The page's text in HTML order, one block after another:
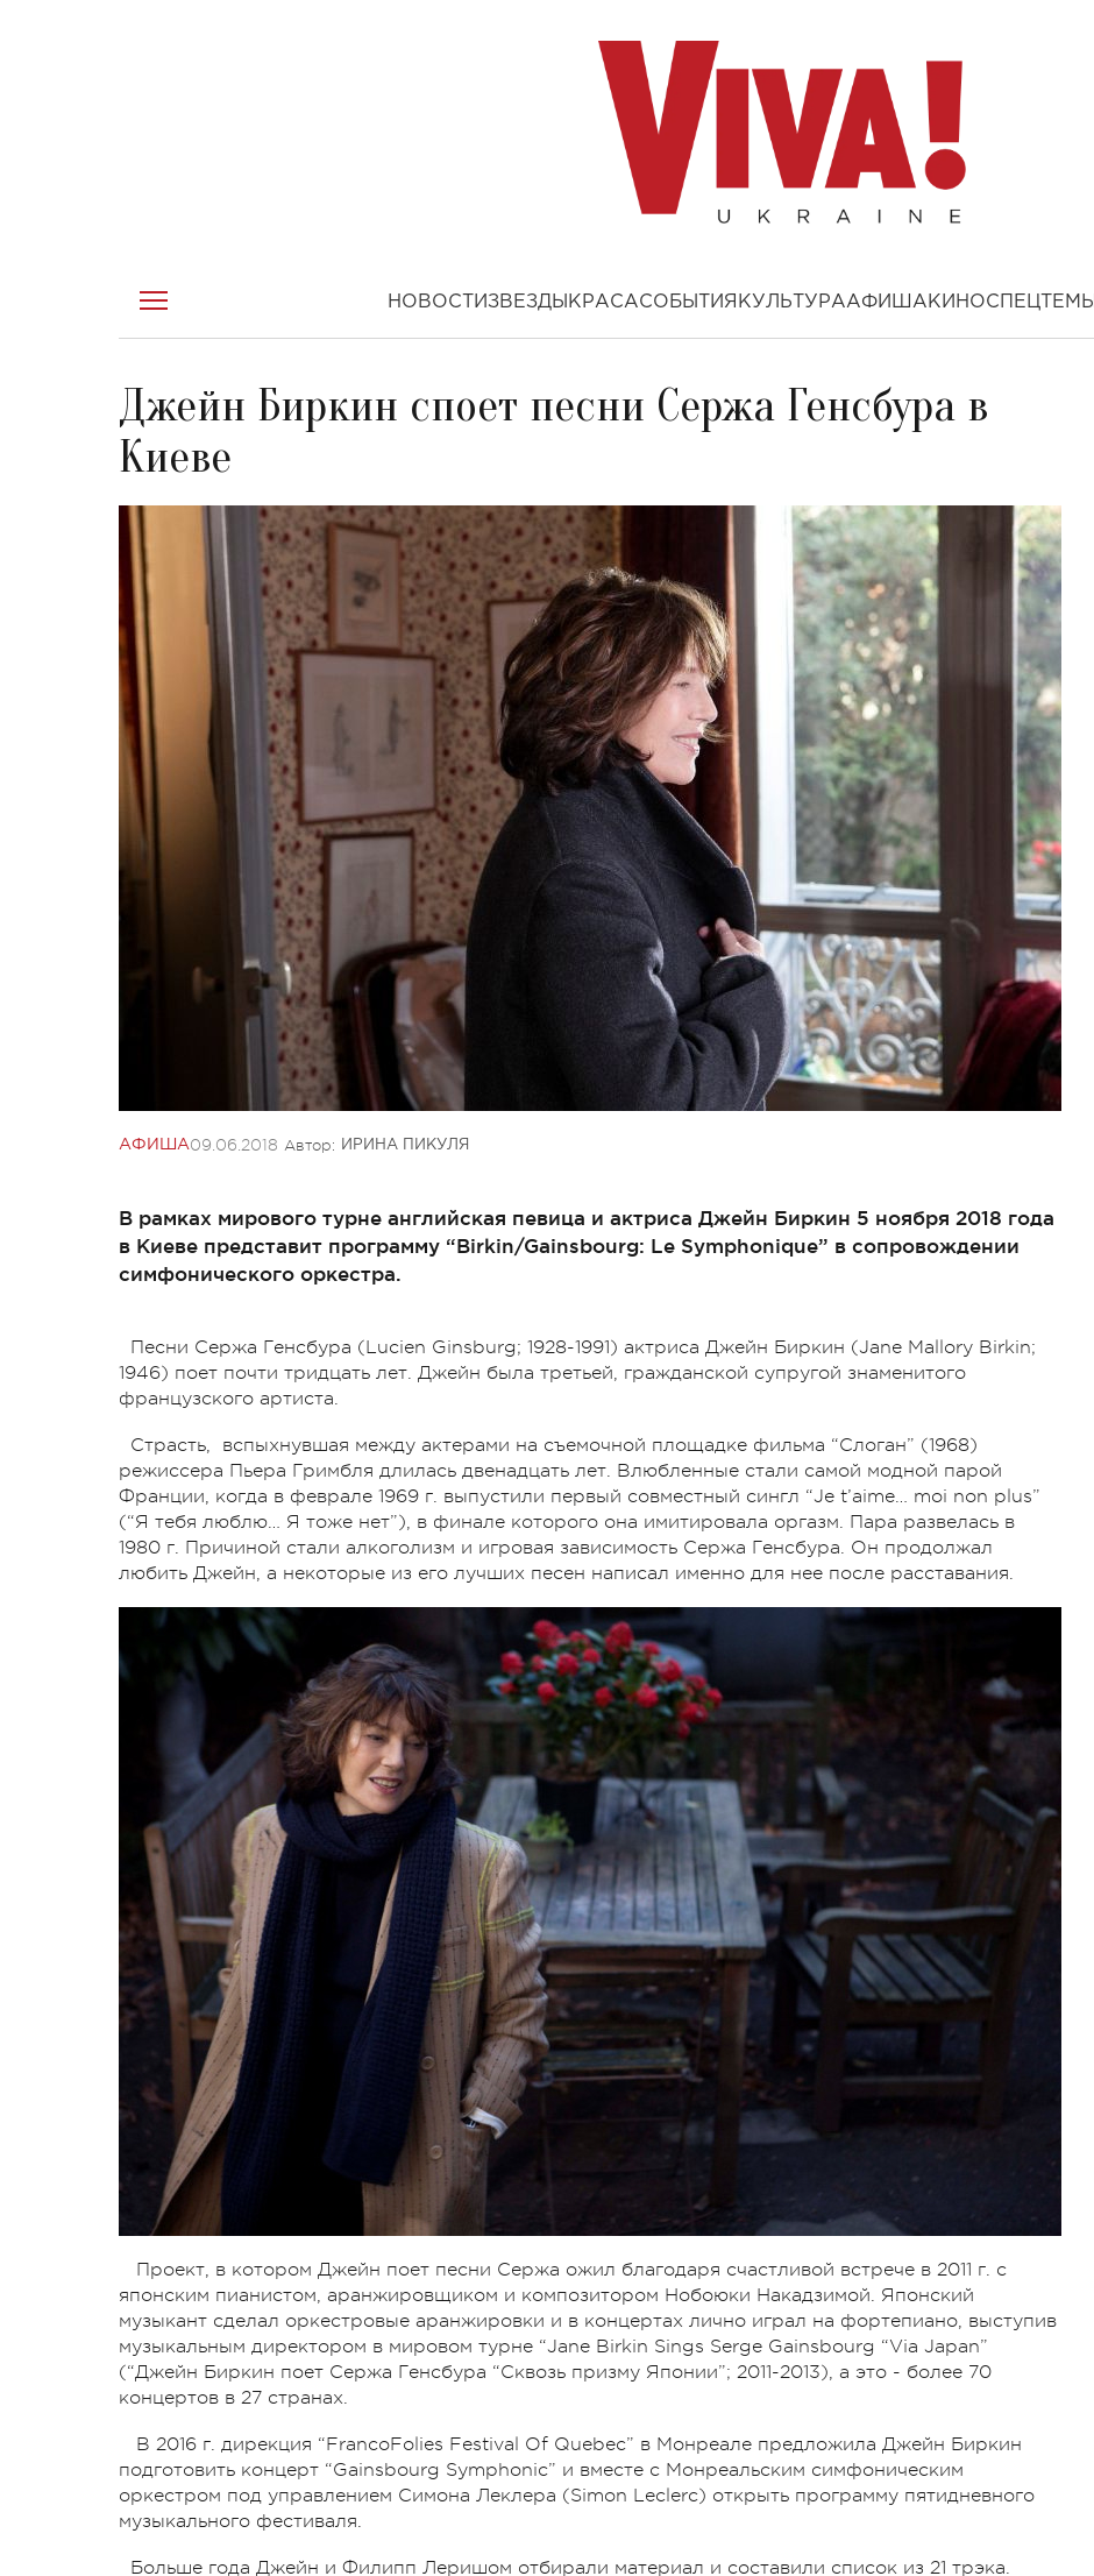
НОВОСТИ ЗВЕЗДЫ КРАСАСОБЫТИЯ КУЛЬТУРААФИША КИНОСПЕЦТЕМЫ
Джейн Биркин споет песни Сержа Генсбура в
Киеве
АФИША09.06.2018 Автор: ИРИНА ПИКУЛЯ
В рамках мирового турне английская певица и актриса Джейн Биркин 5 ноября 2018 года
в Киеве представит программу “Birkin/Gainsbourg: Le Symphonique” в сопровождении
симфонического оркестра.
Песни Сержа Генсбура (Lucien Ginsburg; 1928-1991) актриса Джейн Биркин (Jane Mallory Birkin;
1946) поет почти тридцать лет. Джейн была третьей, гражданской супругой знаменитого
французского артиста.
Страсть, вспыхнувшая между актерами на съемочной площадке фильма “Слоган” (1968)
режиссера Пьера Гримбля длилась двенадцать лет. Влюбленные стали самой модной парой
Франции, когда в феврале 1969 г. выпустили первый совместный сингл “Je t’aime… moi non plus”
(“Я тебя люблю… Я тоже нет”), в финале которого она имитировала оргазм. Пара развелась в
1980 г. Причиной стали алкоголизм и игровая зависимость Сержа Генсбура. Он продолжал
любить Джейн, а некоторые из его лучших песен написал именно для нее после расставания.
Проект, в котором Джейн поет песни Сержа ожил благодаря счастливой встрече в 2011 г. с
японским пианистом, аранжировщиком и композитором Нобоюки Накадзимой. Японский
музыкант сделал оркестровые аранжировки и в концертах лично играл на фортепиано, выступив
музыкальным директором в мировом турне “Jane Birkin Sings Serge Gainsbourg “Via Japan”
(“Джейн Биркин поет Сержа Генсбура “Сквозь призму Японии”; 2011-2013), а это - более 70
концертов в 27 странах.
В 2016 г. дирекция “FrancoFolies Festival Of Quebec” в Монреале предложила Джейн Биркин
подготовить концерт “Gainsbourg Symphonic” и вместе с Монреальским симфоническим
оркестром под управлением Симона Леклера (Simon Leclerc) открыть программу пятидневного
музыкального фестиваля.
Больше года Джейн и Филипп Леришом отбирали материал и составили список из 21 трэка.